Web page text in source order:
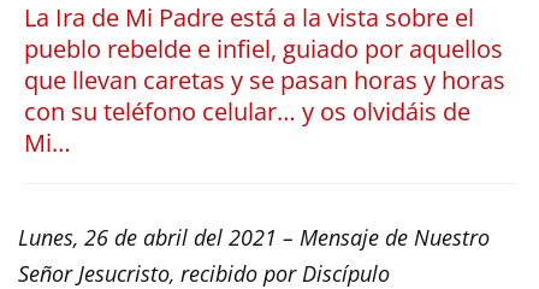
La Ira de Mi Padre está a la vista sobre el
pueblo rebelde e infiel, guiado por aquellos
que llevan caretas y se pasan horas y horas
con su teléfono celular… y os olvidáis de
Mi…
Lunes, 26 de abril del 2021 – Mensaje de Nuestro
Señor Jesucristo, recibido por Discípulo